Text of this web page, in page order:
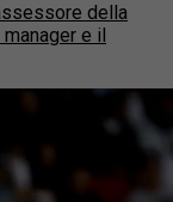
della
e il